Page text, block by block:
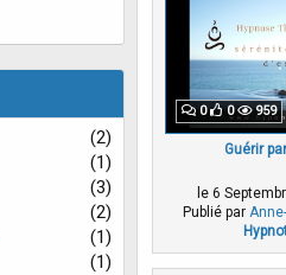
(2)
(1)
(3)
(2)
(1)
(1)
0 0 959
Guérir
le 6
Publié par